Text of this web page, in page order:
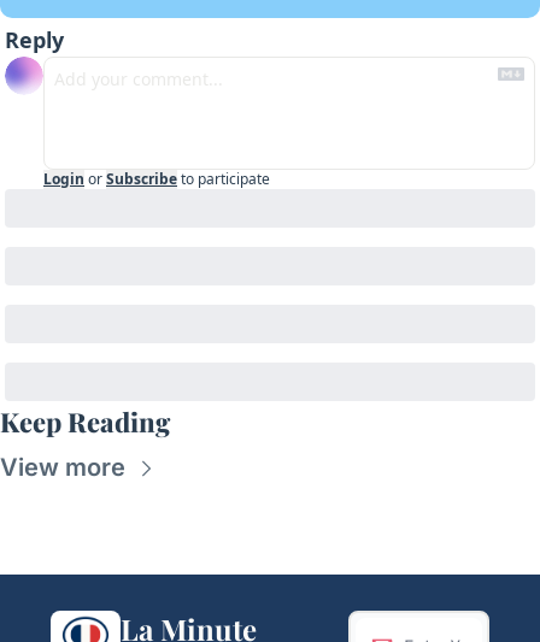
Reply
Login orSubscribeto participate
Keep Reading
View more
La Minute